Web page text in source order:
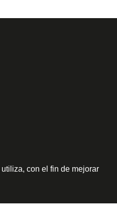
con el fin de mejorar